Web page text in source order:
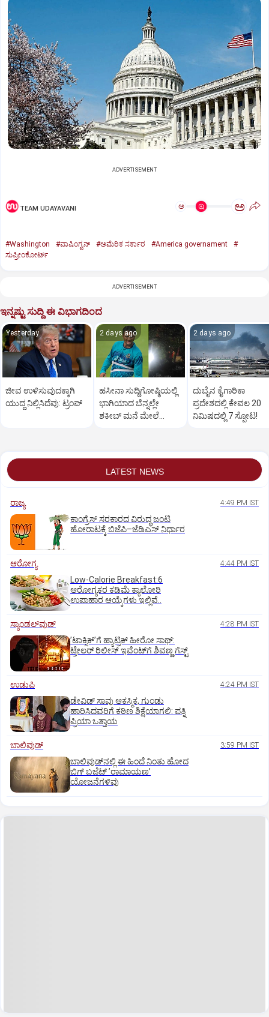
ADVERTISEMENT
TEAM UDAYAVANI ಅ ಅ
#Washington #ವಾಷಿಂಗ್ಟನ್‌ #ಅಮೆರಿಕ ಸರ್ಕಾರ #America governament
#
ಸುಪ್ರೀಂಕೋರ್ಟ್‌
ADVERTISEMENT
ಇನ್ನಷ್ಟು ಸುದ್ದಿ ಈ ವಿಭಾಗದಿಂದ
Yesterday
ಜೀವ ಉಳಿಸುವುದಕ್ಕಾಗಿ
ಯುದ್ಧ ನಿಲ್ಲಿಸಿದೆವು: ಟ್ರಂಪ್‌
2 days ago
ಹಸೀನಾ ಸುದ್ದಿಗೋಷ್ಠಿಯಲ್ಲಿ
ಭಾಗಿಯಾದ ಬೆನ್ನಲ್ಲೇ
ಶಕೀಬ್ ಮನೆ ಮೇಲೆ
2 days ago
ದುಬೈನ ಕೈಗಾರಿಕಾ
ಪ್ರದೇಶದಲ್ಲಿ ಕೇವಲ 20
ನಿಮಿಷದಲ್ಲಿ 7 ಸ್ಫೋಟ!
LATEST NEWS
ರಾಜ್ಯ 4:49 PM IST
ಕಾಂಗ್ರೆಸ್‌ ಸರಕಾರದ ವಿರುದ್ಧ ಜಂಟಿ
ಹೋರಾಟಕ್ಕೆ ಬಿಜೆಪಿ–ಜೆಡಿಎಸ್‌ ನಿರ್ಧಾರ
ಆರೋಗ್ಯ 4:44 PM IST
Low-Calorie Breakfast:6
ಆರೋಗ್ಯಕರ ಕಡಿಮೆ ಕ್ಯಾಲೋರಿ
ಉಪಾಹಾರ ಆಯ್ಕೆಗಳು ಇಲ್ಲಿವೆ..
ಸ್ಯಾಂಡಲ್‌ವುಡ್‌ 4:28 PM IST
ʼಟಾಕ್ಸಿಕ್‌ʼಗೆ ಹ್ಯಾಟ್ರಿಕ್‌ ಹೀರೋ ಸಾಥ್:‌
ಟ್ರೇಲರ್‌ ರಿಲೀಸ್‌ ಇವೆಂಟ್‌ಗೆ ಶಿವಣ್ಣ ಗೆಸ್ಟ್
ಉಡುಪಿ 4:24 PM IST
ಡೇವಿಡ್ ಸಾವು ಆಕಸ್ಮಿಕ, ಗುಂಡು
ಹಾರಿಸಿದವರಿಗೆ ಕಠಿಣ ಶಿಕ್ಷೆಯಾಗಲಿ: ಪತ್ನಿ
ಪ್ರಿಯಾ ಒತ್ತಾಯ
ಬಾಲಿವುಡ್‌ 3:59 PM IST
ಬಾಲಿವುಡ್‌ನಲ್ಲಿ ಈ ಹಿಂದೆ ನಿಂತು ಹೋದ
ಬಿಗ್‌ ಬಜೆಟ್ ʼರಾಮಾಯಣʼ‌
ಯೋಜನೆಗಳಿವು